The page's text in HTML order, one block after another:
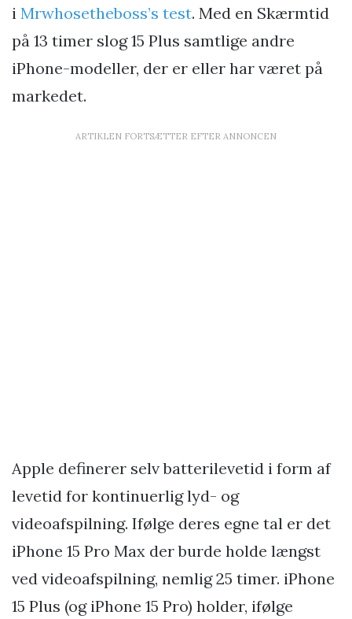
i Mrwhosetheboss’s test. Med en Skærmtid
på 13 timer slog 15 Plus samtlige andre
iPhone-modeller, der er eller har været på
markedet.
ARTIKLEN FORTSÆTTER EFTER ANNONCEN
Apple definerer selv batterilevetid i form af
levetid for kontinuerlig lyd- og
videoafspilning. Ifølge deres egne tal er det
iPhone 15 Pro Max der burde holde længst
ved videoafspilning, nemlig 25 timer. iPhone
15 Plus (og iPhone 15 Pro) holder, ifølge